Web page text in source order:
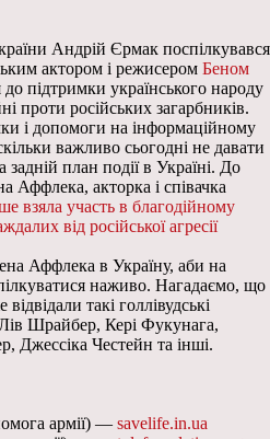
Андрій Єрмак поспілкувався
актором і режисером Беном
підтримки українського народу
проти російських загарбників.
і допомоги на інформаційному
важливо сьогодні не давати
задній план події в Україні. До
Аффлека, акторка і співачка
взяла участь в благодійному
від російської агресії
Аффлека в Україну, аби на
наживо. Нагадаємо, що
такі голлівудські
Шрайбер, Кері Фукунага,
Джессіка Честейн та інші.
армії) — savelife.in.ua